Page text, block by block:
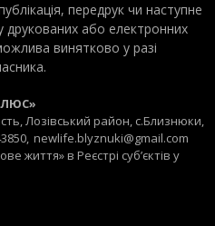
передрук чи наступне
друкованих або електронних
винятково у разі
Лозівський район, с.Близнюки,
newlife.blyznuki@gmail.com
життя» в Реєстрі суб’єктів у